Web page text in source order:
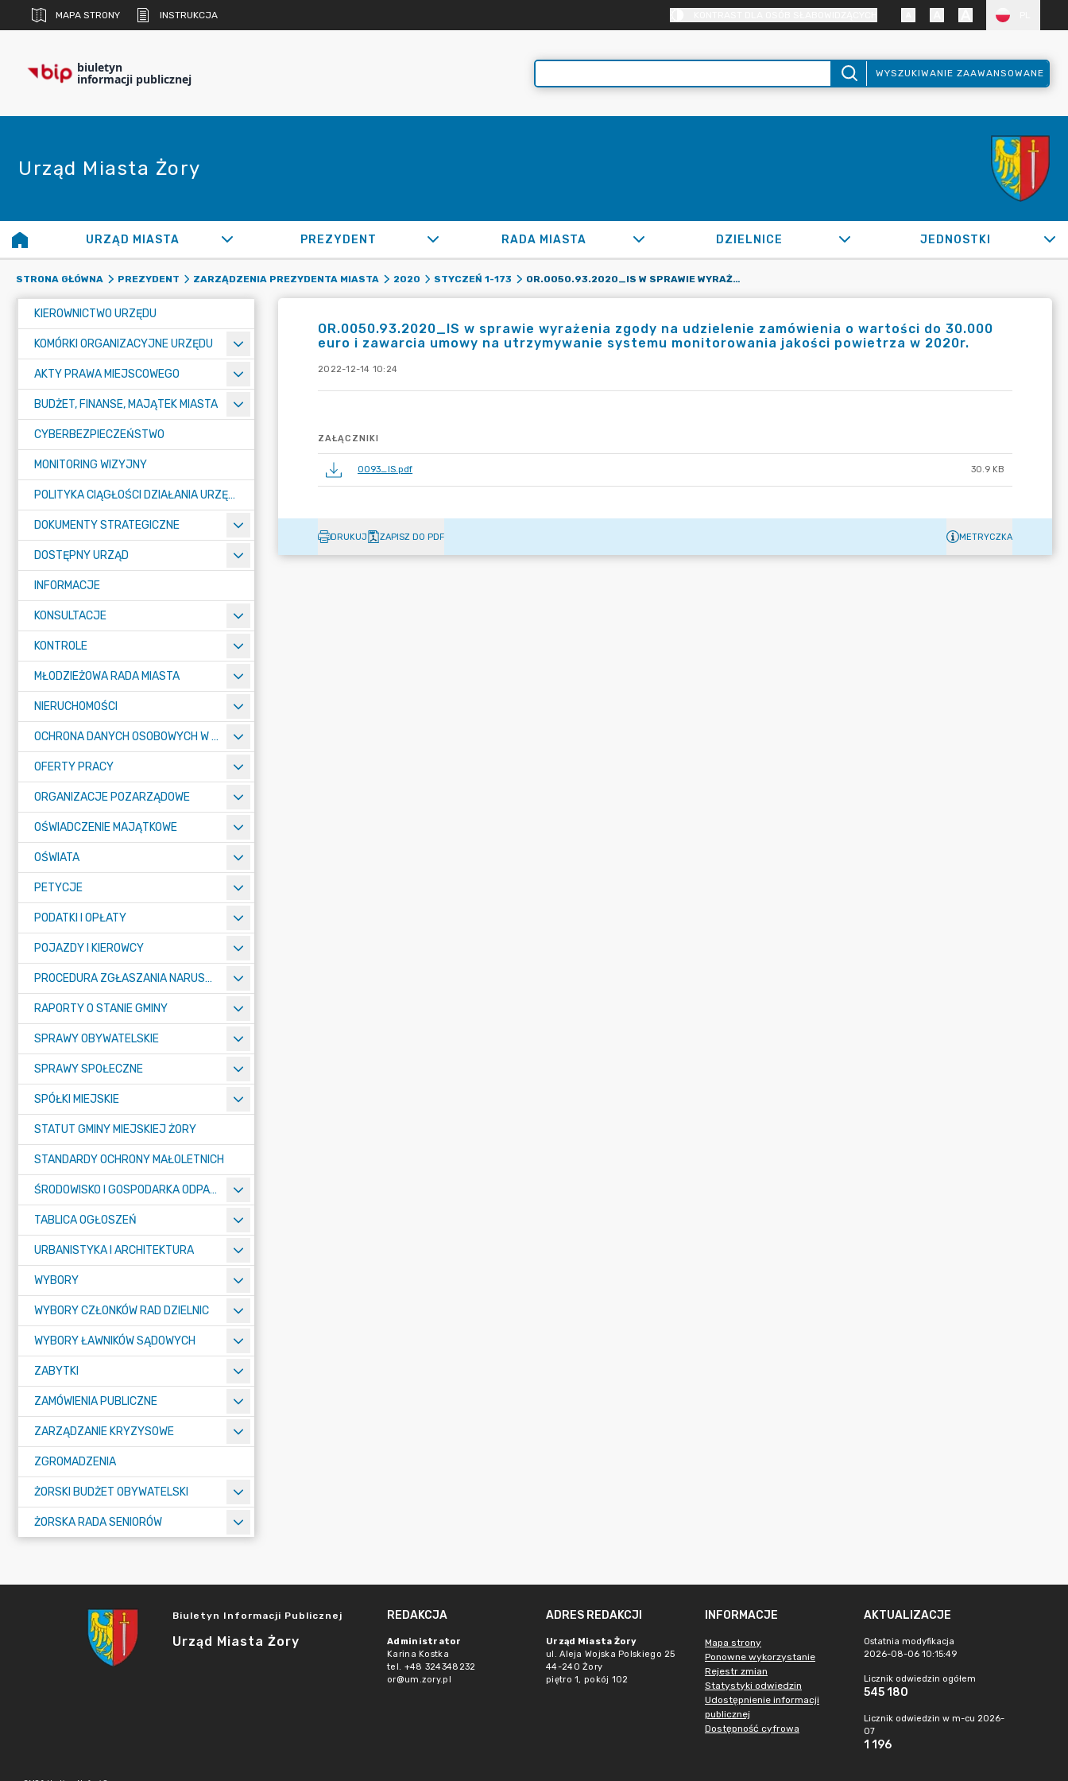
MAPA STRONY INSTRUKCJA
biuletyn
informacji publicznej WYSZUKIWANIE ZAAWANSOWANE
Urząd Miasta Żory
URZĄD MIASTA PREZYDENT RADA MIASTA DZIELNICE JEDNOSTKI
STRONA GŁÓWNA PREZYDENT ZARZĄDZENIA PREZYDENTA MIASTA 2020 STYCZEŃ 1-173 OR.0050.93.2020_IS W SPRAWIE WYRAŻENIA ZGODY NA UDZIELENIE ZAMÓWIENIA O WARTOŚCI DO 30.000 EURO I ZAWARCIA UMOWY NA UTRZYMYWANIE SYSTEMU MONITOROWANIA JAKOŚCI POWIETRZA W 2020R.
KIEROWNICTWO URZĘDU
KOMÓRKI ORGANIZACYJNE URZĘDU
AKTY PRAWA MIEJSCOWEGO
BUDŻET, FINANSE, MAJĄTEK MIASTA
CYBERBEZPIECZEŃSTWO
MONITORING WIZYJNY
POLITYKA CIĄGŁOŚCI DZIAŁANIA URZĘDU MIASTA ŻORY
DOKUMENTY STRATEGICZNE
DOSTĘPNY URZĄD
INFORMACJE
KONSULTACJE
KONTROLE
MŁODZIEŻOWA RADA MIASTA
NIERUCHOMOŚCI
OCHRONA DANYCH OSOBOWYCH W URZĘDZIE MIASTA ŻORY - RODO
OFERTY PRACY
ORGANIZACJE POZARZĄDOWE
OŚWIADCZENIE MAJĄTKOWE
OŚWIATA
PETYCJE
PODATKI I OPŁATY
POJAZDY I KIEROWCY
PROCEDURA ZGŁASZANIA NARUSZEŃ PRAWA
RAPORTY O STANIE GMINY
SPRAWY OBYWATELSKIE
SPRAWY SPOŁECZNE
SPÓŁKI MIEJSKIE
STATUT GMINY MIEJSKIEJ ŻORY
STANDARDY OCHRONY MAŁOLETNICH
ŚRODOWISKO I GOSPODARKA ODPADAMI
TABLICA OGŁOSZEŃ
URBANISTYKA I ARCHITEKTURA
WYBORY
WYBORY CZŁONKÓW RAD DZIELNIC
WYBORY ŁAWNIKÓW SĄDOWYCH
ZABYTKI
ZAMÓWIENIA PUBLICZNE
ZARZĄDZANIE KRYZYSOWE
ZGROMADZENIA
ŻORSKI BUDŻET OBYWATELSKI
ŻORSKA RADA SENIORÓW
OR.0050.93.2020_IS w sprawie wyrażenia zgody na udzielenie zamówienia o wartości do 30.000
euro i zawarcia umowy na utrzymywanie systemu monitorowania jakości powietrza w 2020r.
2022-12-14 10:24
ZAŁĄCZNIKI
0093_IS.pdf 30.9 KB
DRUKUJ ZAPISZ DO PDF METRYCZKA
Biuletyn Informacji Publicznej
Urząd Miasta Żory
REDAKCJA
Administrator
Karina Kostka
tel. +48 324348232
or@um.zory.pl
ADRES REDAKCJI
Urząd Miasta Żory
ul. Aleja Wojska Polskiego 25
44-240 Żory
piętro 1, pokój 102
INFORMACJE
Mapa strony
Ponowne wykorzystanie
Rejestr zmian
Statystyki odwiedzin
Udostępnienie informacji
publicznej
Dostępność cyfrowa
AKTUALIZACJE
Ostatnia modyfikacja
2026-08-06 10:15:49
Licznik odwiedzin ogółem
545 180
Licznik odwiedzin w m-cu 2026-
07
1 196